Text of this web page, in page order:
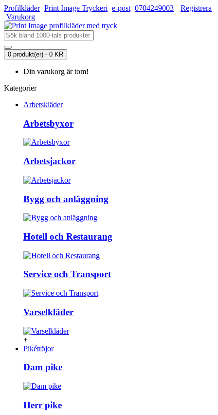
Profilkläder Print Image Tryckeri e-post 0704249003
Registrera
Varukorg
0 produkt(er) - 0 KR
Din varukorg är tom!
Kategorier
Arbetskläder
Arbetsbyxor
Arbetsjackor
Bygg och anläggning
Hotell och Restaurang
Service och Transport
Varselkläder
+
Pikétröjor
Dam pike
Herr pike